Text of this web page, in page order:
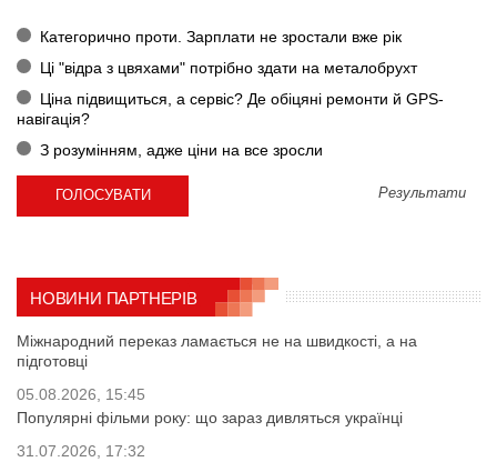
Категорично проти. Зарплати не зростали вже рік
Ці "відра з цвяхами" потрібно здати на металобрухт
Ціна підвищиться, а сервіс? Де обіцяні ремонти й GPS-
навігація?
З розумінням, адже ціни на все зросли
Результати
НОВИНИ ПАРТНЕРІВ
Міжнародний переказ ламається не на швидкості, а на
підготовці
05.08.2026, 15:45
Популярні фільми року: що зараз дивляться українці
31.07.2026, 17:32